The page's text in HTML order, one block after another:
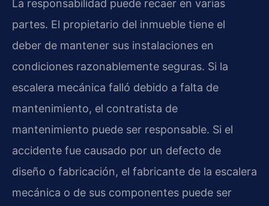
La responsabilidad puede recaer en varias
partes. El propietario del inmueble tiene el
deber de mantener sus instalaciones en
condiciones razonablemente seguras. Si la
escalera mecánica falló debido a falta de
mantenimiento, el contratista de
mantenimiento puede ser responsable. Si el
accidente fue causado por un defecto de
diseño o fabricación, el fabricante de la escalera
mecánica o de sus componentes puede ser